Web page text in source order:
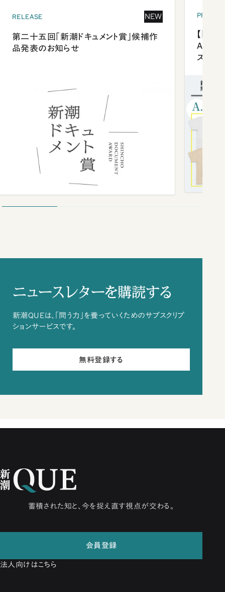
RELEASE NEW
第二十五回「新潮ドキュメント賞」候補作
品発表のお知らせ
【「新
ズプレ
ニュースレターを購読する
新潮QUEは、「問う力」を養っていくためのサブスクリプ
ションサービスです。
無料登録する
蓄積された知と、今を捉え直す視点が交わる。
会員登録
法人向けはこちら